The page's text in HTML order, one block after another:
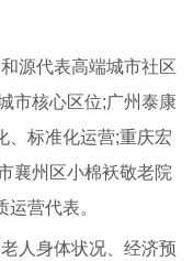
源代表高端城市社区
市核心区位;广州泰康
、标准化运营;重庆宏
襄州区小棉袄敬老院
营代表。
人身体状况、经济预